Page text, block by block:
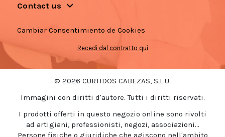
Contact us
Cambiar Consentimiento de Cookies
Recedi dal contratto qui
© 2026 CURTIDOS CABEZAS, S.L.U.
Immagini con diritti d'autore. Tutti i diritti riservati.
I prodotti offerti in questo negozio online sono rivolti
ad artigiani, professionisti, negozi, associazioni...
Persone fisiche o giuridiche che agiscono nell'ambito